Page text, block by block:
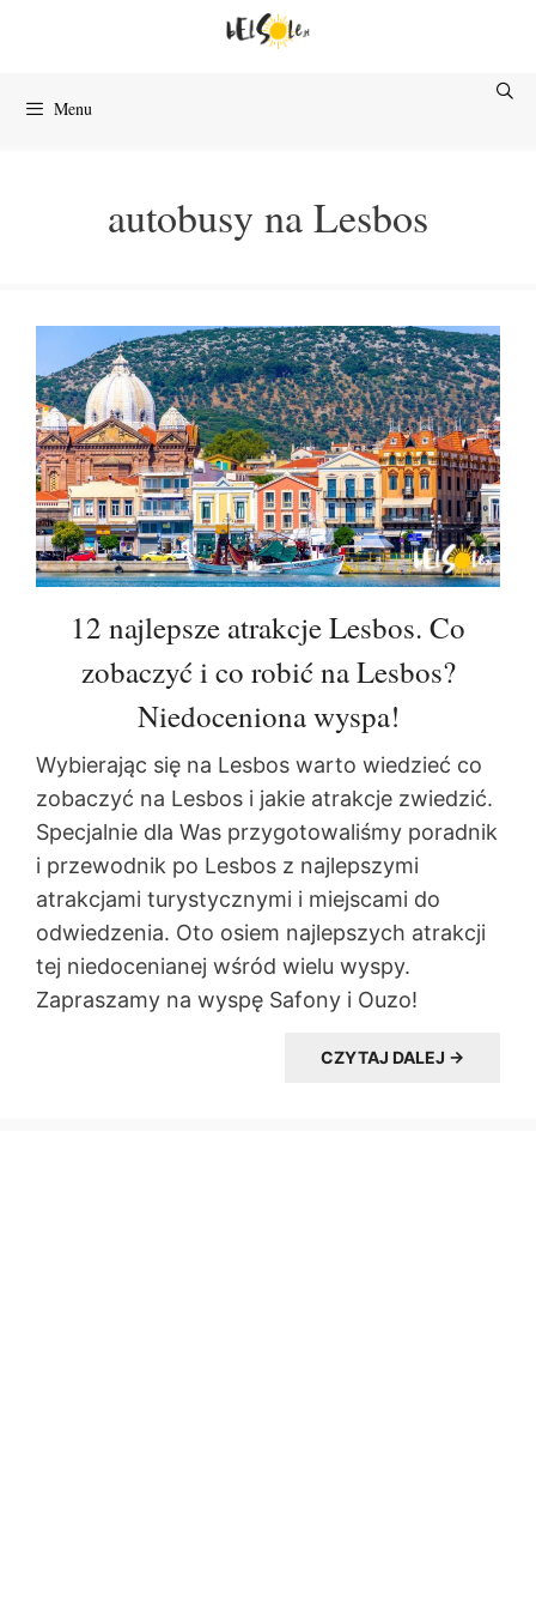
Menu
autobusy na Lesbos
12 najlepsze atrakcje Lesbos. Co
zobaczyć i co robić na Lesbos?
Niedoceniona wyspa!
Wybierając się na Lesbos warto wiedzieć co
zobaczyć na Lesbos i jakie atrakcje zwiedzić.
Specjalnie dla Was przygotowaliśmy poradnik
i przewodnik po Lesbos z najlepszymi
atrakcjami turystycznymi i miejscami do
odwiedzenia. Oto osiem najlepszych atrakcji
tej niedocenianej wśród wielu wyspy.
Zapraszamy na wyspę Safony i Ouzo!
CZYTAJ DALEJ →